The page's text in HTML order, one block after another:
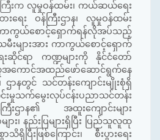
ြီးက လူမှုဝန်ထမ်း၊ ကယ်ဆယ်ရေး
းရေး ဝန်ကြီးဌာန၊ လူမှုဝန်ထမ်း
ယ်စောင့်ရှောက်ရန်လိုအပ်သည့်
းများအား ကာကွယ်စောင့်ရှောက်
းဆိုင်ရာ ကဏ္ဍများကို နိုင်ငံတော်
ောင်အထည်ဖော်ဆောင်ရွက်နေ
ဌာနတွင် သင်တန်းကျောင်းမျိုးစုံရှိ
မွေးလုပ်ငန်းပညာသင်တန်း
ဌာန၏ အထူးကျောင်းများ
ျား၊ နည်းပြများရှိပြီး ပြည်သူလူထု
ြီးဖြစ်ကြောင်း၊ စီးပွားရေး